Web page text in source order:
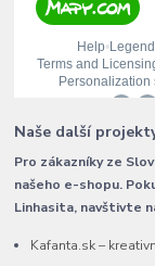
Naše další
Pro zákazníky ze
našeho e-shopu.
Linhasita, navštivte
Kafanta.sk –